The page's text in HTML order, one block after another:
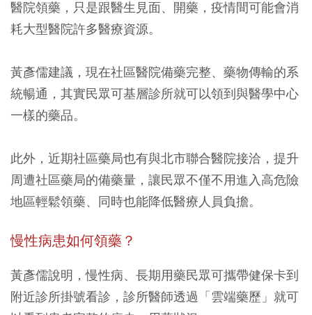
醫院領藥，只是跟醫生見面、開藥，疫情間可能會消
耗大型醫院許多醫療資源。
黃彥儒建議，現在社區醫院備藥完整、藥物傳輸的系
統暢通，其實民眾可基層診所就可以領到與醫學中心
一樣的藥品。
此外，近期社區藥局也有與北市聯合醫院接洽，提升
周遭社區藥局的備藥量，讓民眾不僅不用進入高危險
地區輕鬆領藥、同時也能降低醫療人員負擔。
慢性病患如何領藥？
黃彥儒說明，慢性病、長期用藥民眾可攜帶健保卡到
附近診所掛號看診 ，診所醫師透過「雲端藥歷」就可